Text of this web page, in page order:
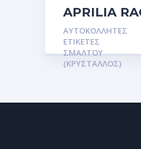
APRILIA
3D
ΑΥΤΟΚΌΛΛΗΤΕΣ
ΕΤΙΚΈΤΕΣ
ΣΜΆΛΤΟΥ
(ΚΡΥΣΤΑΛΛΟΣ)